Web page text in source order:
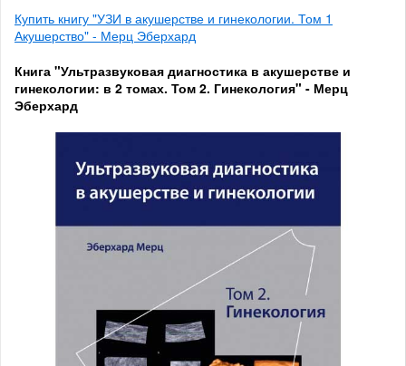
Купить книгу "УЗИ в акушерстве и гинекологии. Том 1
Акушерство" - Мерц Эберхард
Книга "Ультразвуковая диагностика в акушерстве и
гинекологии: в 2 томах. Том 2. Гинекология" - Мерц
Эберхард